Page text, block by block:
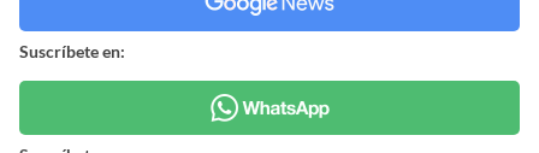
Suscríbete en: